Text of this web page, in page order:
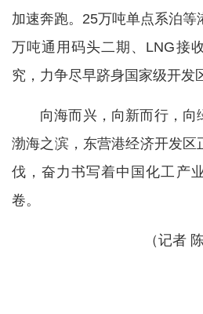
加速奔跑。25万吨单点系泊等
万吨通用码头二期、LNG接
究，力争尽早跻身国家级开发
向海而兴，向新而行，向
渤海之滨，东营港经济开发区
伐，奋力书写着中国化工产
卷。
（记者